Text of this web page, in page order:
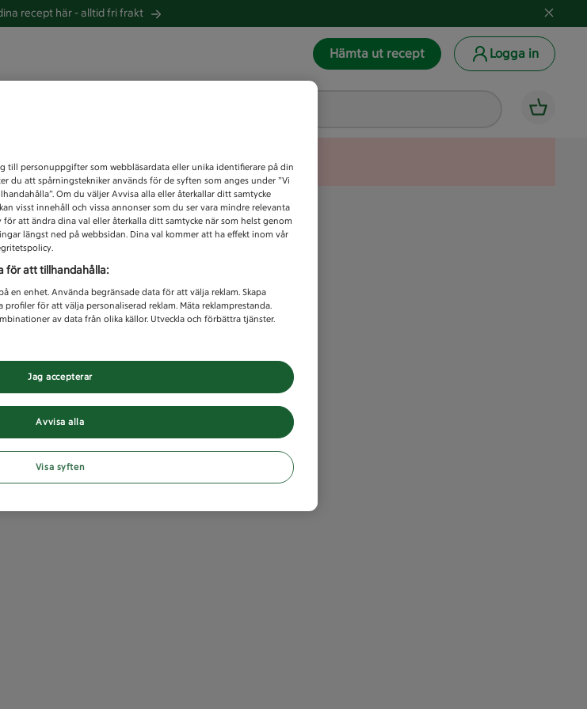
recept här -alltid fri frakt
Hämta ut recept Logga in
Unknown error
till personuppgifter som webbläsardata eller unika identifierare på din
du att spårningstekniker används för de syften som anges under ”Vi
Om du väljer Avvisa alla eller återkallar ditt samtycke
visst innehåll och vissa annonser som du ser vara mindre relevanta
att ändra dina val eller återkalla ditt samtycke när som helst genom
längst ned på webbsidan. Dina val kommer att ha effekt inom vår
för att tillhandahålla:
en enhet. Använda begränsade data för att välja reklam. Skapa
för att välja personaliserad reklam. Mäta reklamprestanda.
av data från olika källor. Utveckla och förbättra tjänster.
Avvisa alla
Jag accepterar
Visa syften